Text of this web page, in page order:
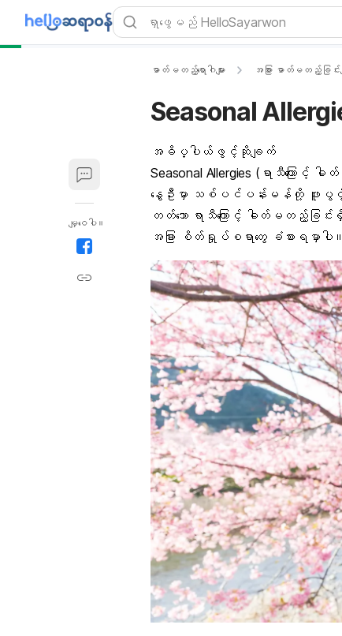
မျှဝေပါ။
ဓာတ်မတည့်ရောဂါများ အခြား ဓာတ်မတည့်ခြင်းမျ
Seasonal
အဓိပ္ပါယ်ဖွင့်ဆိုချက်
Seasonal Allergies (ရာသီကြောင့်
နွေဦးမှာ သစ်ပင်ပန်းမန်တို့ ဖူးပွ
တတ်သော ရာသီကြောင့် ဓါတ်မတည့်ခ
အခြား စိတ်ရှုပ်စရာတွေ ခံစားရမှာပါ။